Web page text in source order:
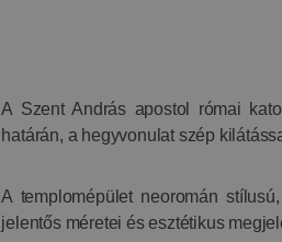
A Szent András apostol római
határán, a hegyvonulat szép
A templomépület neoromán
jelentős méretei és esztétikus